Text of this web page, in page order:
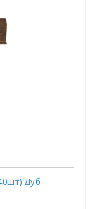
Дуб